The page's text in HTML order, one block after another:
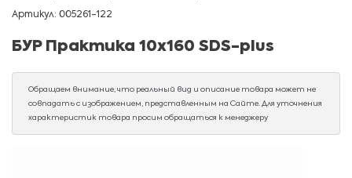
Артикул: 005261-122
БУР Практика 10х160 SDS-plus
Обращаем внимание, что реальный вид и описание товара может не
совпадать с изображением, представленным на Сайте. Для уточнения
характеристик товара просим обращаться к менеджеру